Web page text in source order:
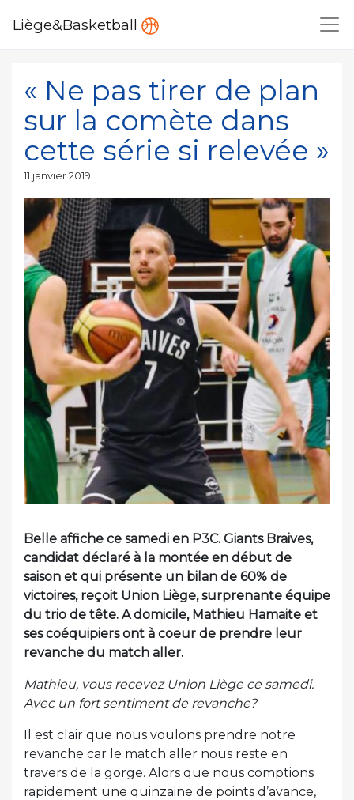
Liège&Basketball
« Ne pas tirer de plan
sur la comète dans
cette série si relevée »
Publié
11 janvier 2019
Belle affiche ce samedi en P3C. Giants Braives,
candidat déclaré à la montée en début de
saison et qui présente un bilan de 60% de
victoires, reçoit Union Liège, surprenante équipe
du trio de tête. A domicile, Mathieu Hamaite et
ses coéquipiers ont à coeur de prendre leur
revanche du match aller.
Mathieu, vous recevez Union Liège ce samedi.
Avec un fort sentiment de revanche?
Il est clair que nous voulons prendre notre
revanche car le match aller nous reste en
travers de la gorge. Alors que nous comptions
rapidement une quinzaine de points d’avance,